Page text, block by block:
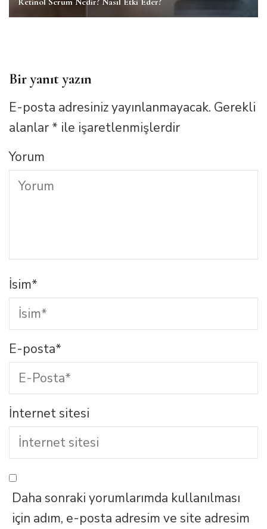
Bir yanıt yazın
E-posta adresiniz yayınlanmayacak. Gerekli
alanlar * ile işaretlenmişlerdir
Yorum
İsim*
E-posta*
İnternet sitesi
Daha sonraki yorumlarımda kullanılması
için adım, e-posta adresim ve site adresim